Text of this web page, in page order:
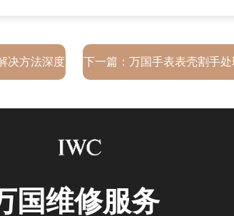
决方法深度 下一篇：万国手表表壳割手
国维修服务